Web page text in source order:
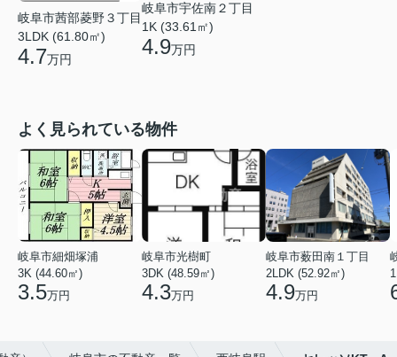
岐阜市茜部菱野３丁目
3LDK (61.80㎡)
4.7万円
岐阜市宇佐南２丁目
1K (33.61㎡)
4.9万円
よく見られている物件
岐阜市細畑塚浦
3K (44.60㎡)
3.5万円
岐阜市光樹町
3DK (48.59㎡)
4.3万円
岐阜市薮田南１丁目
2LDK (52.92㎡)
4.9万円